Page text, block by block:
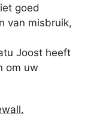
goed
van misbruik,
Joost heeft
om uw